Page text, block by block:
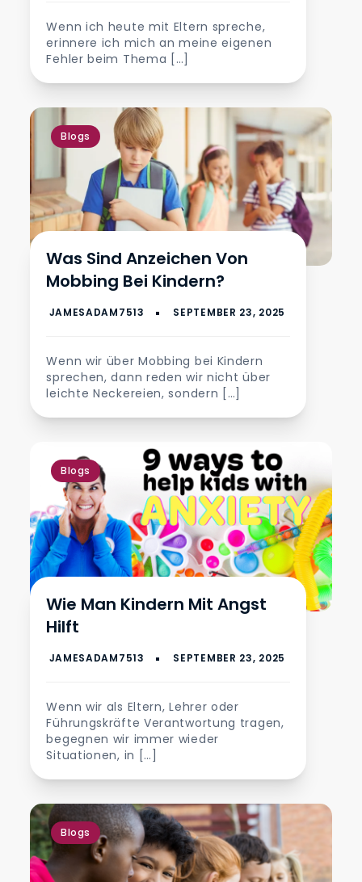
Wenn ich heute mit Eltern spreche,
erinnere ich mich an meine eigenen
Fehler beim Thema […]
Blogs
Was Sind Anzeichen Von
Mobbing Bei Kindern?
Wenn wir über Mobbing bei Kindern
sprechen, dann reden wir nicht über
leichte Neckereien, sondern […]
Blogs
Wie Man Kindern Mit Angst
Hilft
Wenn wir als Eltern, Lehrer oder
Führungskräfte Verantwortung tragen,
begegnen wir immer wieder
Situationen, in […]
Blogs